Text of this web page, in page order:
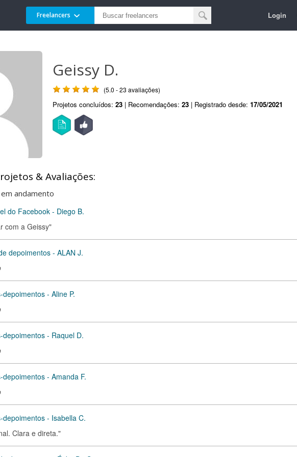
Freelancers Login
Geissy D.
(5.0 - 23 avaliações)
Projetos concluídos: 23 | Recomendações: 23 | Registrado desde: 17/05/2021
& Avaliações:
andamento
do Facebook - Diego B.
com a Geissy"
depoimentos - ALAN J.
- Aline P.
- Raquel D.
- Amanda F.
- Isabella C.
Clara e direta."